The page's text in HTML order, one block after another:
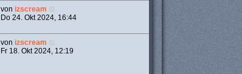
von izscream
Do 24. Okt 2024, 16:44
von izscream
Fr 18. Okt 2024, 12:19